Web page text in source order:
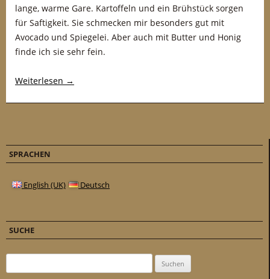
lange, warme Gare. Kartoffeln und ein Brühstück sorgen
für Saftigkeit. Sie schmecken mir besonders gut mit
Avocado und Spiegelei. Aber auch mit Butter und Honig
finde ich sie sehr fein.
Weiterlesen →
SPRACHEN
English (UK) Deutsch
SUCHE